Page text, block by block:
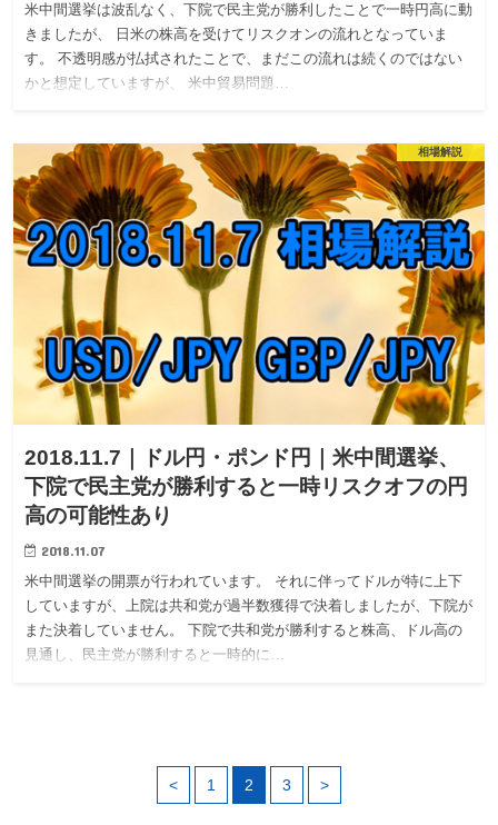
米中間選挙は波乱なく、下院で民主党が勝利したことで一時円高に動
きましたが、 日米の株高を受けてリスクオンの流れとなっていま
す。 不透明感が払拭されたことで、まだこの流れは続くのではない
かと想定していますが、 米中貿易問題…
相場解説
2018.11.7｜ドル円・ポンド円｜米中間選挙、
下院で民主党が勝利すると一時リスクオフの円
高の可能性あり
2018.11.07
米中間選挙の開票が行われています。 それに伴ってドルが特に上下
していますが、上院は共和党が過半数獲得で決着しましたが、下院が
また決着していません。 下院で共和党が勝利すると株高、ドル高の
見通し、民主党が勝利すると一時的に…
< 1 2 3 >